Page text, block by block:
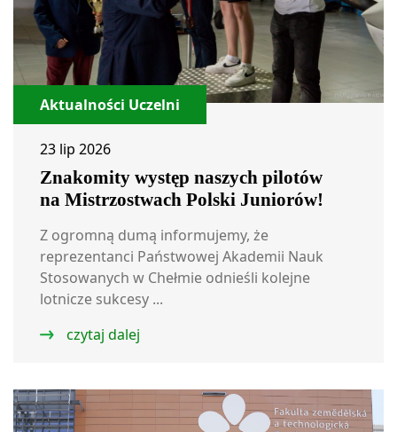
Aktualności Uczelni
23 lip 2026
Znakomity występ naszych pilotów
na Mistrzostwach Polski Juniorów!
Z ogromną dumą informujemy, że
reprezentanci Państwowej Akademii Nauk
Stosowanych w Chełmie odnieśli kolejne
lotnicze sukcesy ...
czytaj dalej